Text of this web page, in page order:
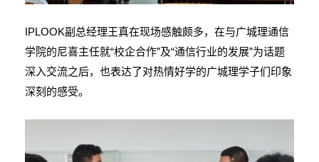
IPLOOK副总经理王真在现场感触颇多，在与广城理通信
学院的尼喜主任就“校企合作”及“通信行业的发展”为话题
深入交流之后，也表达了对热情好学的广城理学子们印象
深刻的感受。